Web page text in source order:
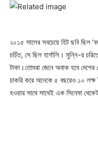
২০১৫ সালের সবচেয়ে হিট ছবি ছিল
চর্চিত, সে ছিল হার্শালি। মুন্নি-র
টাকা।তোমরা জেনে অবাক হবে দেশের
চাকরি করে অনেকে ৫ বছরেও ১০ লক্ষ
হওয়ার সাথে সাথেই এক সিনেমা